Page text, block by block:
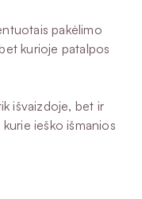
pakėlimo
kurioje patalpos
išvaizdoje, bet ir
ieško išmanios